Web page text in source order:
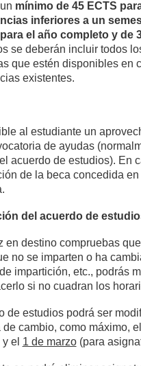
mínimo de 45 ECTS
inferiores a un
el año completo y de
se deberán incluir todos
que estén disponibles en
existentes.
al estudiante un
de ayudas
acuerdo de estudios). En
de la beca concedida
del acuerdo de
en destino compruebas
no se imparten o ha
impartición, etc., podrás
si no cuadran los
de estudios podrá ser
de cambio, como máximo, el
el 1 de marzo(para